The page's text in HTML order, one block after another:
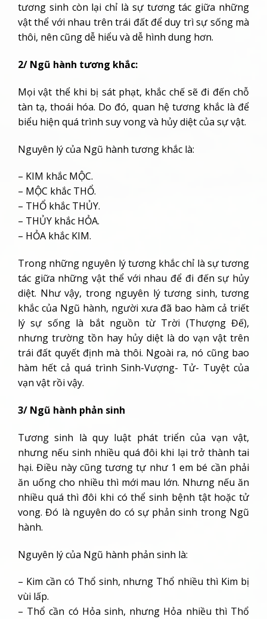
tương sinh còn lại chỉ là sự tương tác giữa những
vật thể với nhau trên trái đất để duy trì sự sống mà
thôi, nên cũng dễ hiểu và dễ hình dung hơn.
2/ Ngũ hành tương khắc:
Mọi vật thể khi bị sát phạt, khắc chế sẽ đi đến chỗ
tàn tạ, thoái hóa. Do đó, quan hệ tương khắc là để
biểu hiện quá trình suy vong và hủy diệt của sự vật.
Nguyên lý của Ngũ hành tương khắc là:
– KIM khắc MỘC.
– MỘC khắc THỔ.
– THỔ khắc THỦY.
– THỦY khắc HỎA.
– HỎA khắc KIM.
Trong những nguyên lý tương khắc chỉ là sự tương
tác giữa những vật thể với nhau để đi đến sự hủy
diệt. Như vậy, trong nguyên lý tương sinh, tương
khắc của Ngũ hành, người xưa đã bao hàm cả triết
lý sự sống là bắt nguồn từ Trời (Thượng Đế),
nhưng trường tồn hay hủy diệt là do vạn vật trên
trái đất quyết định mà thôi. Ngoài ra, nó cũng bao
hàm hết cả quá trình Sinh-Vượng- Tử- Tuyệt của
vạn vật rồi vậy.
3/ Ngũ hành phản sinh
Tương sinh là quy luật phát triển của vạn vật,
nhưng nếu sinh nhiều quá đôi khi lại trở thành tai
hại. Điều này cũng tương tự như 1 em bé cần phải
ăn uống cho nhiều thì mới mau lớn. Nhưng nếu ăn
nhiều quá thì đôi khi có thể sinh bệnh tật hoặc tử
vong. Đó là nguyên do có sự phản sinh trong Ngũ
hành.
Nguyên lý của Ngũ hành phản sinh là:
– Kim cần có Thổ sinh, nhưng Thổ nhiều thì Kim bị
vùi lấp.
– Thổ cần có Hỏa sinh, nhưng Hỏa nhiều thì Thổ